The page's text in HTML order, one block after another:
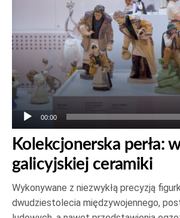
00:00
Kolekcjonerska perła:
galicyjskiej ceramiki
Wykonywane z niezwykłą precyzją
dwudziestolecia międzywojennego,